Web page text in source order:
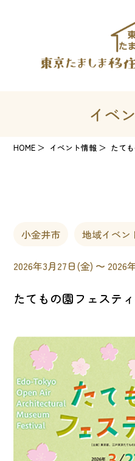
イベ
HOME イベント情報 たて
小金井市 地域イベン
2026年3月27日(金) 〜 2026
たてもの園フェステ